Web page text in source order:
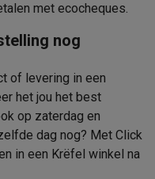
met ecocheques.
nog
of levering in een
het jou het best
op zaterdag en
dag nog? Met Click
in een Krëfel winkel na